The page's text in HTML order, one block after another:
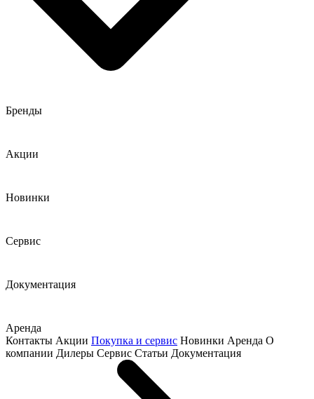
Бренды
Акции
Новинки
Сервис
Документация
Аренда
Контакты Акции Покупка и сервис Новинки Аренда О
компании Дилеры Сервис Статьи Документация